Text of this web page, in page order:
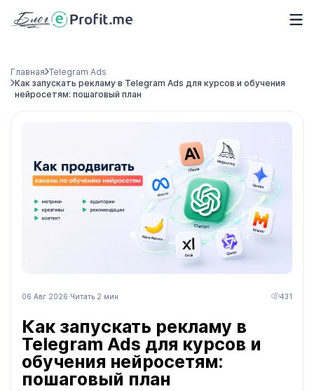
Главная Telegram Ads
Как запускать рекламу в Telegram Ads для курсов и обучения
нейросетям: пошаговый план
06 Авг 2026·Читать 2 мин 431
Как запускать рекламу в
Telegram Ads для курсов и
обучения нейросетям:
пошаговый план